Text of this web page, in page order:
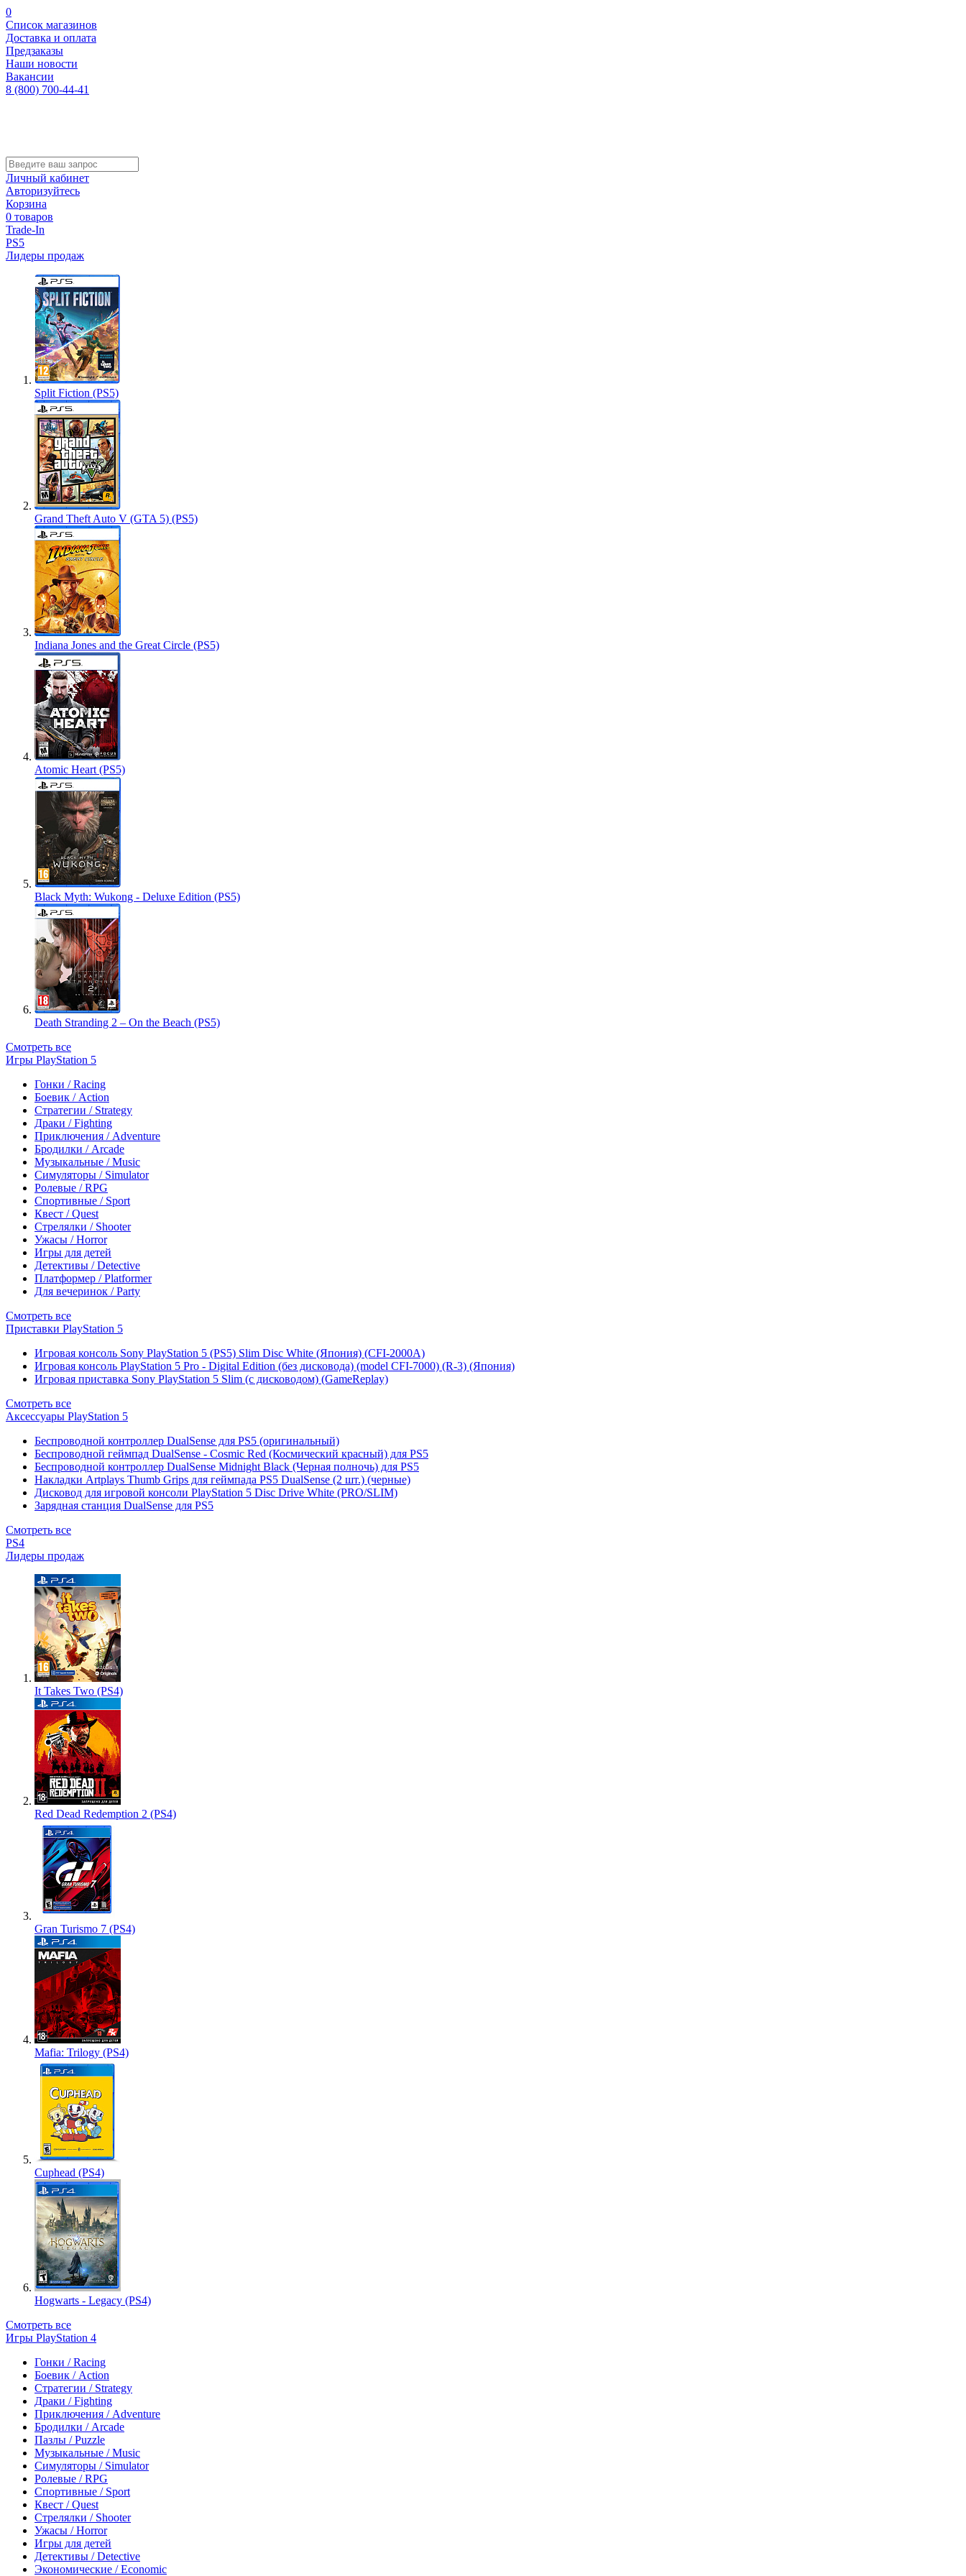
0
Список магазинов
Доставка и оплата
Предзаказы
Наши новости
Вакансии
8 (800) 700-44-41
Личный кабинет
Авторизуйтесь
Корзина
0 товаров
Trade-In
PS5
Лидеры продаж
Split Fiction (PS5)
Grand Theft Auto V (GTA 5) (PS5)
Indiana Jones and the Great Circle (PS5)
Atomic Heart (PS5)
Black Myth: Wukong - Deluxe Edition (PS5)
Death Stranding 2 – On the Beach (PS5)
Смотреть все
Игры PlayStation 5
Гонки / Racing
Боевик / Action
Стратегии / Strategy
Драки / Fighting
Приключения / Adventure
Бродилки / Arcade
Музыкальные / Music
Симуляторы / Simulator
Ролевые / RPG
Спортивные / Sport
Квест / Quest
Стрелялки / Shooter
Ужасы / Horror
Игры для детей
Детективы / Detective
Платформер / Platformer
Для вечеринок / Party
Смотреть все
Приставки PlayStation 5
Игровая консоль Sony PlayStation 5 (PS5) Slim Disc White (Япония) (CFI-2000A)
Игровая консоль PlayStation 5 Pro - Digital Edition (без дисковода) (model CFI-7000) (R-3) (Япония)
Игровая приставка Sony PlayStation 5 Slim (с дисководом) (GameReplay)
Смотреть все
Аксессуары PlayStation 5
Беспроводной контроллер DualSense для PS5 (оригинальный)
Беспроводной геймпад DualSense - Cosmic Red (Космический красный) для PS5
Беспроводной контроллер DualSense Midnight Black (Черная полночь) для PS5
Накладки Artplays Thumb Grips для геймпада PS5 DualSense (2 шт.) (черные)
Дисковод для игровой консоли PlayStation 5 Disc Drive White (PRO/SLIM)
Зарядная станция DualSense для PS5
Смотреть все
PS4
Лидеры продаж
It Takes Two (PS4)
Red Dead Redemption 2 (PS4)
Gran Turismo 7 (PS4)
Mafia: Trilogy (PS4)
Cuphead (PS4)
Hogwarts - Legacy (PS4)
Смотреть все
Игры PlayStation 4
Гонки / Racing
Боевик / Action
Стратегии / Strategy
Драки / Fighting
Приключения / Adventure
Бродилки / Arcade
Пазлы / Puzzle
Музыкальные / Music
Симуляторы / Simulator
Ролевые / RPG
Спортивные / Sport
Квест / Quest
Стрелялки / Shooter
Ужасы / Horror
Игры для детей
Детективы / Detective
Экономические / Economic